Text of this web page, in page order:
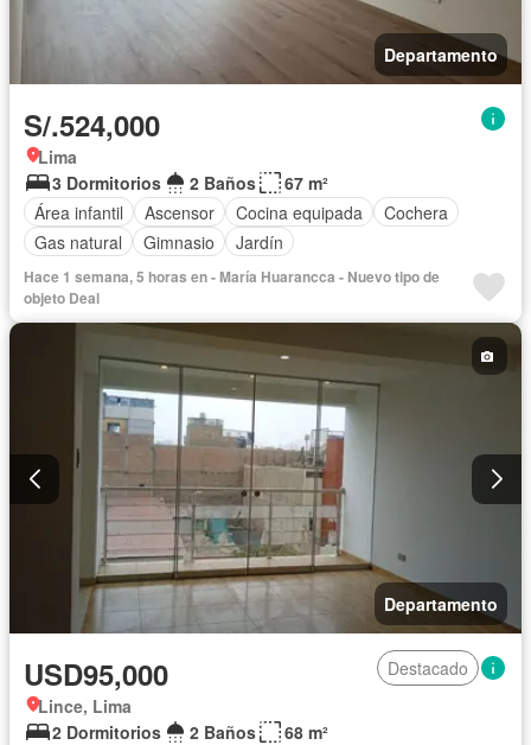
Departamento
S/.524,000
Lima
3 Dormitorios
2 Baños
67 m²
Área infantil
Ascensor Cocina equipada
Cochera
Gas natural
Gimnasio Jardín
Hace 1 semana, 5 horas en - María Huarancca - Nuevo tipo de
objeto Deal
Departamento
USD95,000
Destacado
Lince, Lima
2 Dormitorios
2 Baños
68 m²